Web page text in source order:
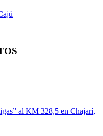
al KM 328,5 en Chajarí,